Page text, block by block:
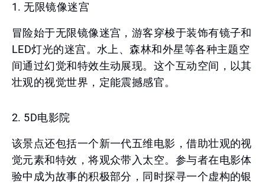
1. 无限镜像迷宫
冒险始于无限镜像迷宫，游客穿梭于装饰有镜子和
LED灯光的迷宫。水上、森林和外星等各种主题空
间通过幻觉和特效生动展现。这个互动空间，以其
壮观的视觉世界，定能震撼感官。
2. 5D电影院
该景点还包括一个新一代五维电影，借助壮观的视
觉元素和特效，将观众带入太空。参与者在电影体
验中成为故事的积极部分，同时探寻一个虚构的银